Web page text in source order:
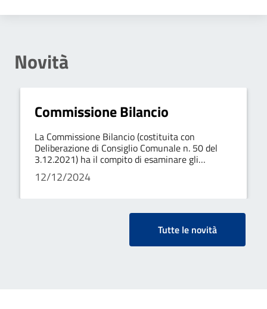
Novità
Commissione Bilancio
La Commissione Bilancio (costituita con
Deliberazione di Consiglio Comunale n. 50 del
3.12.2021) ha il compito di esaminare gli
emendamenti al Bilancio presentati dai
Consiglieri e dalla Giunta.
12/12/2024
Tutte le novità